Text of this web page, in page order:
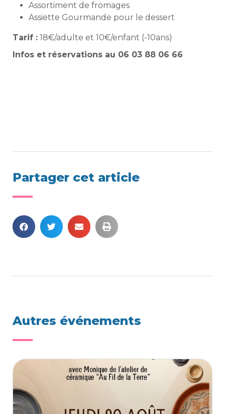
Assortiment de fromages
Assiette Gourmande pour le dessert
Tarif : 18€/adulte et 10€/enfant (-10ans)
Infos et réservations au 06 03 88 06 66
Partager cet article
Autres événements